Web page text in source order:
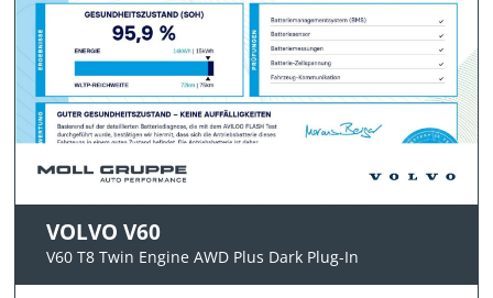
VOLVO V60
V60 T8 Twin Engine AWD Plus Dark Plug-In